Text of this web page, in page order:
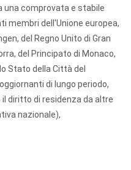
una comprovata e stabile
membri dell'Unione europea,
del Regno Unito di Gran
del Principato di Monaco,
Stato della Città del
di lungo periodo,
diritto di residenza da altre
nazionale),